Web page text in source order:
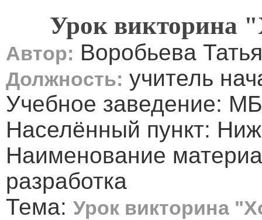
Урок викторина
Автор: Воробьева
Должность: учитель
Учебное заведение:
Населённый пункт:
Наименование
разработка
Тема: Урок викторина